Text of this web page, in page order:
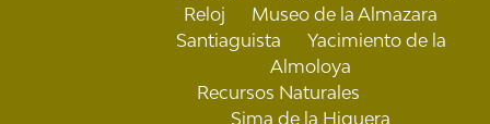
Reloj
Museo de la Almazara
Santiaguista
Yacimiento de la
Almoloya
Recursos Naturales
Sima de la Higuera